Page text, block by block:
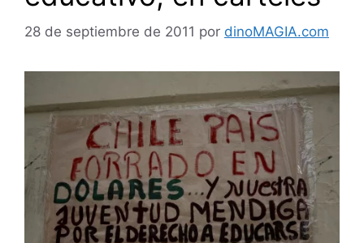
28 de septiembre de 2011 por dinoMAGIA.com